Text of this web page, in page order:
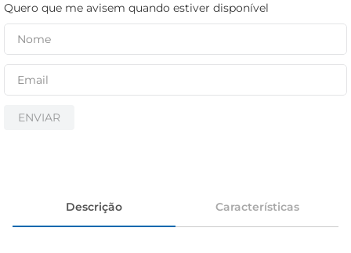
Quero que me avisem quando estiver disponível
ENVIAR
Descrição Características
cerveja